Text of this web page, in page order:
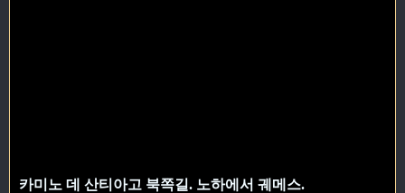
카미노 데 산티아고 북쪽길. 노하에서 궤메스.